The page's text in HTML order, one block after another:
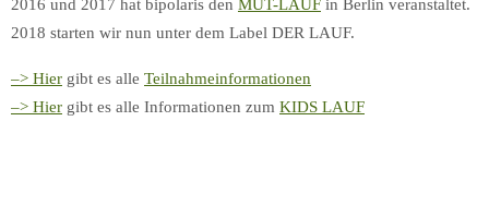
2016 und 2017 hat bipolaris den MUT-LAUF in Berlin veranstaltet.
2018 starten wir nun unter dem Label DER LAUF.
–> Hier gibt es alle Teilnahmeinformationen
–> Hier gibt es alle Informationen zum KIDS LAUF